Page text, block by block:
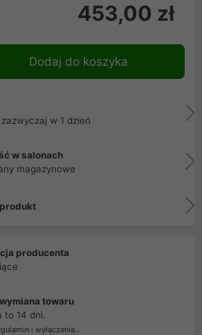
453,00 zł
Dodaj do koszyka
zazwyczaj w 1 dzień
w salonach
magazynowe
producenta
towaru
to 14 dni.
i wyłączenia...